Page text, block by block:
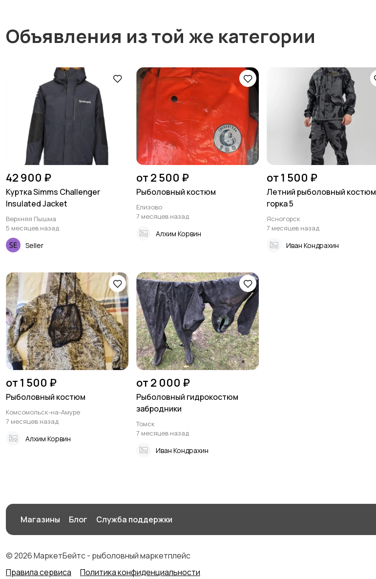
Объявления из той же категории
42 900 ₽
Куртка Simms Challenger
Insulated Jacket
Верхняя Пышма
5 месяцев назад
Seller
от 2 500 ₽
Рыболовный костюм
Елизово
7 месяцев назад
Алхим Корвин
от 1 500 ₽
Летний рыболовный костюм
горка 5
Ясногорск
7 месяцев назад
Иван Кондрахин
от 1 500 ₽
Рыболовный костюм
Комсомольск-на-Амуре
7 месяцев назад
Алхим Корвин
от 2 000 ₽
Рыболовный гидрокостюм
забродники
Томск
7 месяцев назад
Иван Кондрахин
Магазины Блог Служба поддержки
© 2026 МаркетБейтс - рыболовный маркетплейс
Правила сервиса
Политика конфиденциальности